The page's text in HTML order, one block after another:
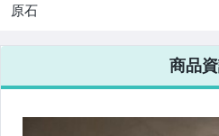
原石
商品